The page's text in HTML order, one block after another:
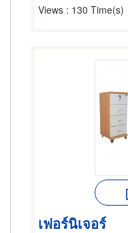
Views : 130 Time(s)
เฟอร์นิเจอร์